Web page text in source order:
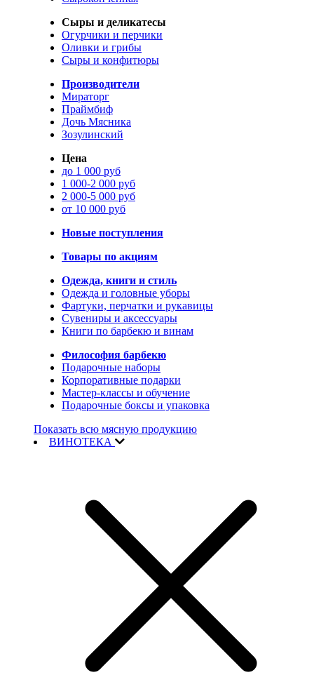
Сыры и деликатесы
Огурчики и перчики
Оливки и грибы
Сыры и конфитюры
Производители
Мираторг
Праймбиф
Дочь Мясника
Зозулинский
Цена
до 1 000 руб
1 000-2 000 руб
2 000-5 000 руб
от 10 000 руб
Новые поступления
Товары по акциям
Одежда, книги и стиль
Одежда и головные уборы
Фартуки, перчатки и рукавицы
Сувениры и аксессуары
Книги по барбекю и винам
Философия барбекю
Подарочные наборы
Корпоративные подарки
Мастер-классы и обучение
Подарочные боксы и упаковка
Показать всю мясную продукцию
ВИНОТЕКА